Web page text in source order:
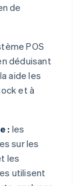
de
POS
déduisant
aide les
et à
: les
sur les
les
utilisent